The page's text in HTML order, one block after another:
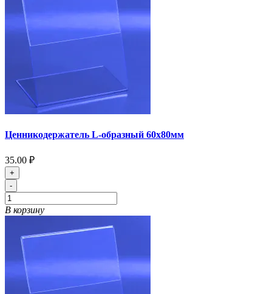
Ценникодержатель L-образный 60х80мм
35.00 ₽
+
-
В корзину